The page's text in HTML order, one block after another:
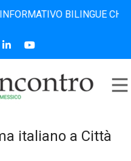
BILINGUE CHE DAL
italiano a Città